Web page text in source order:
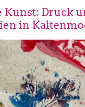
Druck
in